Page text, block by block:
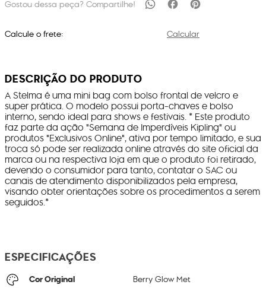
Calcule o frete: Calcular
DESCRIÇÃO DO PRODUTO
A Stelma é uma mini bag com bolso frontal de velcro e
super prática. O modelo possui porta-chaves e bolso
interno, sendo ideal para shows e festivais. * Este produto
faz parte da ação "Semana de Imperdíveis Kipling" ou
produtos "Exclusivos Online", ativa por tempo limitado, e sua
troca só pode ser realizada online através do site oficial da
marca ou na respectiva loja em que o produto foi retirado,
devendo o consumidor para tanto, contatar o SAC ou
canais de atendimento disponibilizados pela empresa,
visando obter orientações sobre os procedimentos a serem
seguidos.*
ESPECIFICAÇÕES
Cor Original Berry Glow Met